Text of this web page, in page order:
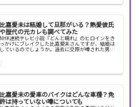
比嘉愛未は結婚して旦那がいる？熱愛彼氏
や歴代の元カレも調べてみた
NHK連続テレビ小説『どんと晴れ』のヒロインをき
っかけにブレイクした比嘉愛未さんですが、結婚は
しているのでしょうか。過去に交際が噂された男性
した。比嘉...
比嘉愛未の愛車のバイクはどんな車種？免
許は持っていない噂についても